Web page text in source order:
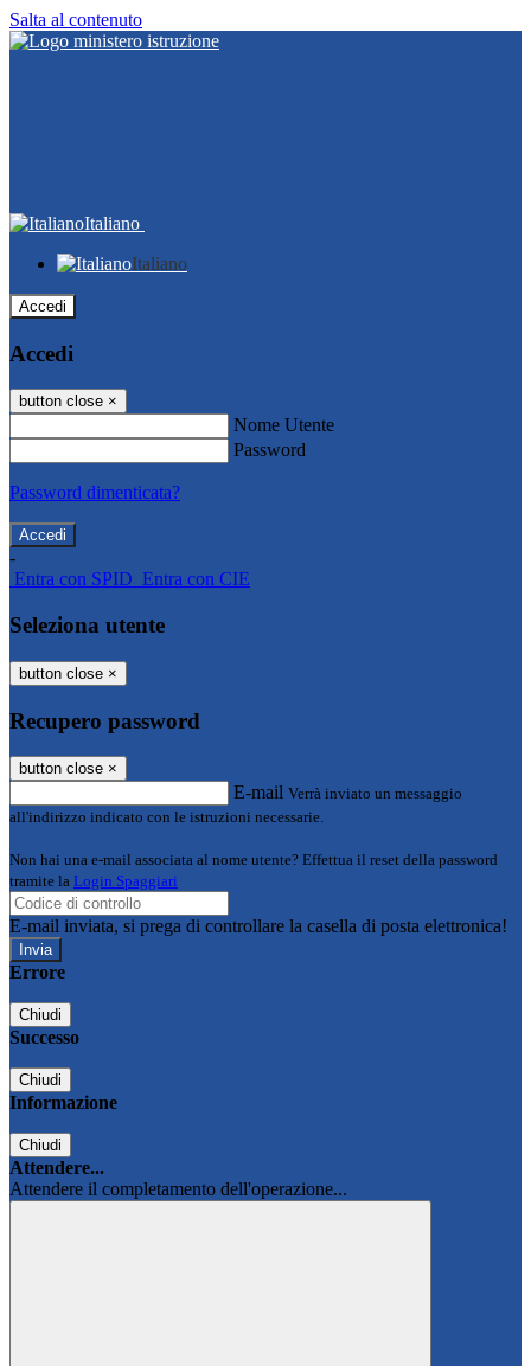
Salta al contenuto
Italiano
Italiano
Accedi
Accedi
button close ×
Nome Utente
Password
Password dimenticata?
-
Entra con SPID Entra con CIE
Seleziona utente
button close ×
Recupero password
button close ×
E-mail Verrà inviato un messaggio
all'indirizzo indicato con le istruzioni necessarie.
Non hai una e-mail associata al nome utente? Effettua il reset della password
tramite la Login Spaggiari
E-mail inviata, si prega di controllare la casella di posta elettronica!
Errore
Chiudi
Successo
Chiudi
Informazione
Chiudi
Attendere...
Attendere il completamento dell'operazione...